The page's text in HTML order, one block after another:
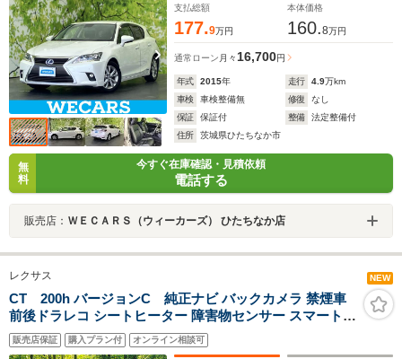
支払総額
177.9万円
本体価格
160.8万円
通常ローン 月々16,700円
年式 2015年 走行 4.9万km
車検
車検整備無 修復
なし
保証
保証付 整備
法定整備付
住所
茨城県ひたちなか市
無
料
今すぐ在庫確認・見積依頼
電話する
販売店： ＷＥＣＡＲＳ（ウィーカーズ） ひたちなか店
レクサス NEW
CT 200h バージョンC 純正ナビ バックカメラ 禁煙車
前後ドラレコ シートヒーター 障害物センサー スマートキ
ー ETC クルコン オートライト デュアルオートエアコン
Bluetooth再生 フルセグ パドルシフト
販売店保証 購入プラン付 オンライン相談可